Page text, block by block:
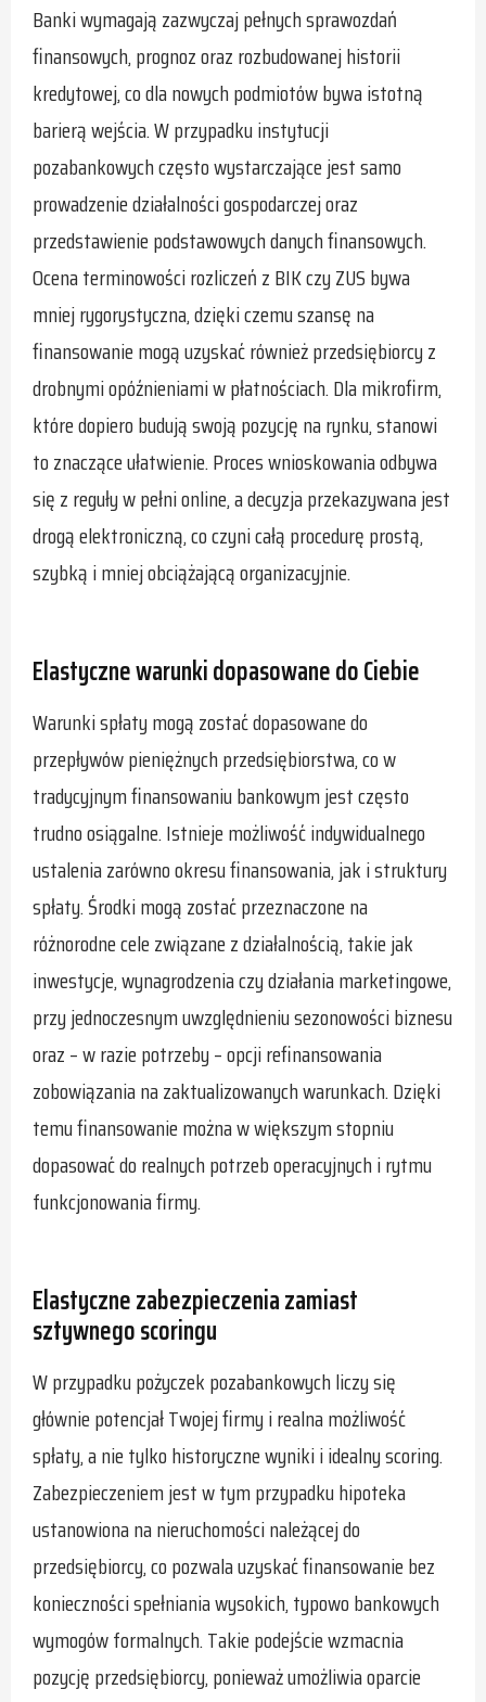
Banki wymagają zazwyczaj pełnych sprawozdań
finansowych, prognoz oraz rozbudowanej historii
kredytowej, co dla nowych podmiotów bywa istotną
barierą wejścia. W przypadku instytucji
pozabankowych często wystarczające jest samo
prowadzenie działalności gospodarczej oraz
przedstawienie podstawowych danych finansowych.
Ocena terminowości rozliczeń z BIK czy ZUS bywa
mniej rygorystyczna, dzięki czemu szansę na
finansowanie mogą uzyskać również przedsiębiorcy z
drobnymi opóźnieniami w płatnościach. Dla mikrofirm,
które dopiero budują swoją pozycję na rynku, stanowi
to znaczące ułatwienie. Proces wnioskowania odbywa
się z reguły w pełni online, a decyzja przekazywana jest
drogą elektroniczną, co czyni całą procedurę prostą,
szybką i mniej obciążającą organizacyjnie.
Elastyczne warunki dopasowane do Ciebie
Warunki spłaty mogą zostać dopasowane do
przepływów pieniężnych przedsiębiorstwa, co w
tradycyjnym finansowaniu bankowym jest często
trudno osiągalne. Istnieje możliwość indywidualnego
ustalenia zarówno okresu finansowania, jak i struktury
spłaty. Środki mogą zostać przeznaczone na
różnorodne cele związane z działalnością, takie jak
inwestycje, wynagrodzenia czy działania marketingowe,
przy jednoczesnym uwzględnieniu sezonowości biznesu
oraz – w razie potrzeby – opcji refinansowania
zobowiązania na zaktualizowanych warunkach. Dzięki
temu finansowanie można w większym stopniu
dopasować do realnych potrzeb operacyjnych i rytmu
funkcjonowania firmy.
Elastyczne zabezpieczenia zamiast
sztywnego scoringu
W przypadku pożyczek pozabankowych liczy się
głównie potencjał Twojej firmy i realna możliwość
spłaty, a nie tylko historyczne wyniki i idealny scoring.
Zabezpieczeniem jest w tym przypadku hipoteka
ustanowiona na nieruchomości należącej do
przedsiębiorcy, co pozwala uzyskać finansowanie bez
konieczności spełniania wysokich, typowo bankowych
wymogów formalnych. Takie podejście wzmacnia
pozycję przedsiębiorcy, ponieważ umożliwia oparcie